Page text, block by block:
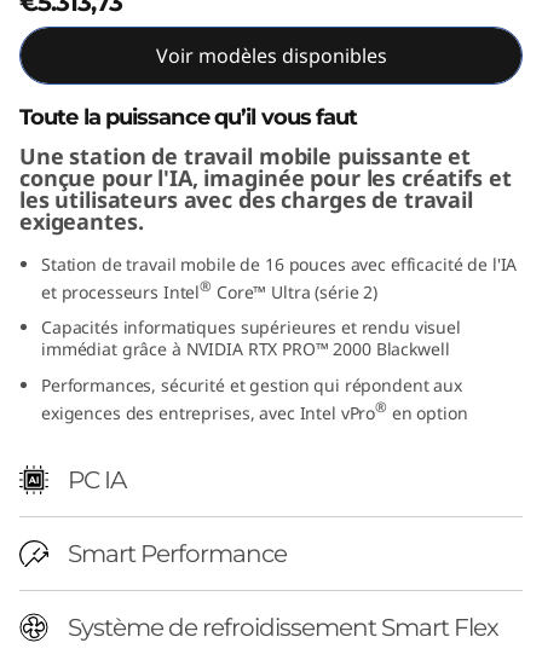
e
Voir modèles disponibles
Toute la puissance qu’il vous faut
Une station de travail mobile puissante et
conçue pour l'IA, imaginée pour les créatifs et
les utilisateurs avec des charges de travail
exigeantes.
Station de travail mobile de 16 pouces avec efficacité de l'IA
et processeurs Intel® Core™ Ultra (série 2)
Capacités informatiques supérieures et rendu visuel
immédiat grâce à NVIDIA RTX PRO™ 2000 Blackwell
Performances, sécurité et gestion qui répondent aux
exigences des entreprises, avec Intel vPro® en option
PC IA
Smart Performance
Système de refroidissement Smart Flex